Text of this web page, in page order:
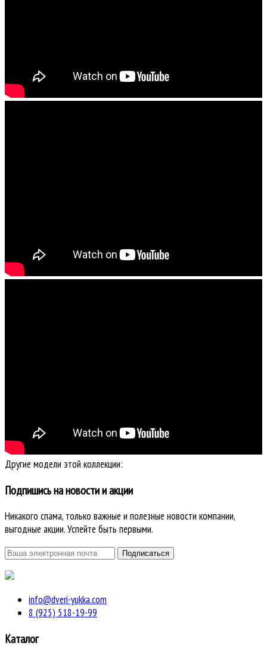
Другие модели этой коллекции:
Подпишись на новости и акции
Никакого спама, только важные и полезные новости компании,
выгодные акции. Успейте быть первыми.
info@dveri-yukka.com
8 (925) 518-19-99
Каталог